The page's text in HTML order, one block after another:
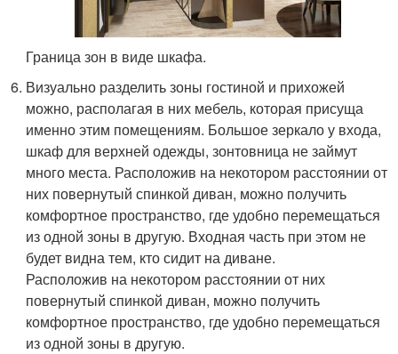
Граница зон в виде шкафа.
Визуально разделить зоны гостиной и прихожей
можно, располагая в них мебель, которая присуща
именно этим помещениям. Большое зеркало у входа,
шкаф для верхней одежды, зонтовница не займут
много места. Расположив на некотором расстоянии от
них повернутый спинкой диван, можно получить
комфортное пространство, где удобно перемещаться
из одной зоны в другую. Входная часть при этом не
будет видна тем, кто сидит на диване.
Расположив на некотором расстоянии от них
повернутый спинкой диван, можно получить
комфортное пространство, где удобно перемещаться
из одной зоны в другую.